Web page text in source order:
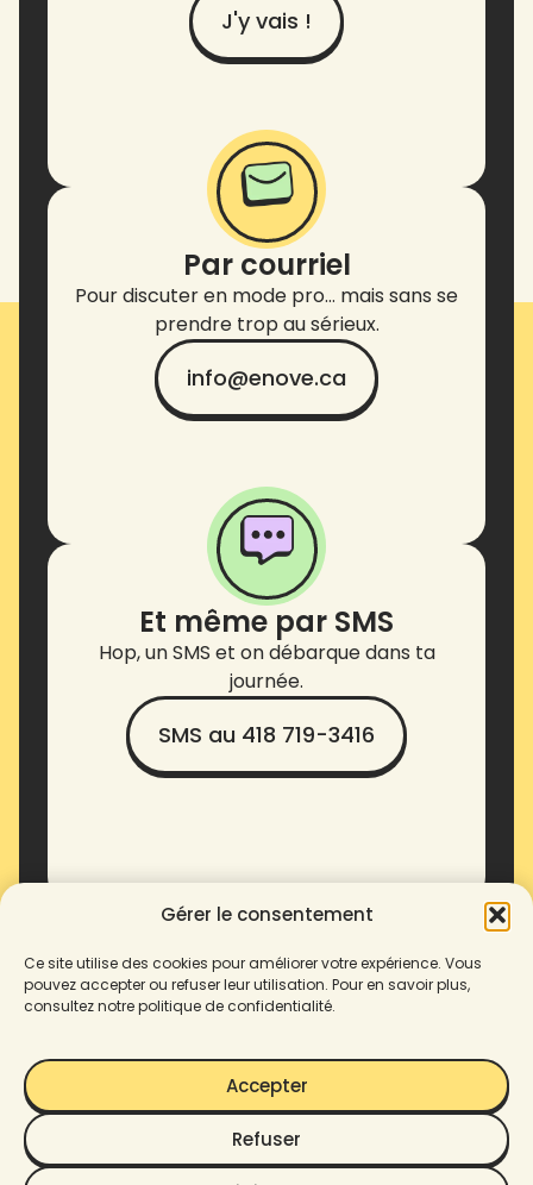
Gérer le consentement
Ce site utilise des cookies pour améliorer votre expérience. Vous
pouvez accepter ou refuser leur utilisation. Pour en savoir plus,
consultez notre politique de confidentialité.
Accepter
Refuser
J'y vais !
Par courriel
Pour discuter en mode pro… mais sans se
prendre trop au sérieux.
info@enove.ca
Et même par SMS
Hop, un SMS et on débarque dans ta
journée.
SMS au 418 719-3416